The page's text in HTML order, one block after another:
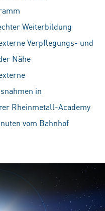
Weiterbildung
Verpflegungs- und
Nähe
in
Rheinmetall-Academy
vom Bahnhof